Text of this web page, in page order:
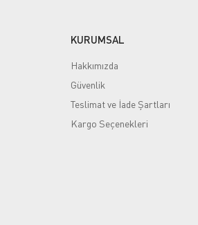
KURUMSAL
Hakkımızda
Güvenlik
Teslimat ve İade Şartları
Kargo Seçenekleri